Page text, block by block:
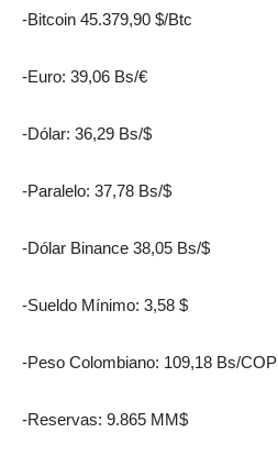
-Bitcoin 45.379,90 $/Btc
-Euro: 39,06 Bs/€
-Dólar: 36,29 Bs/$
-Paralelo: 37,78 Bs/$
-Dólar Binance 38,05 Bs/$
-Sueldo Mínimo: 3,58 $
-Peso Colombiano: 109,18 Bs/COP
-Reservas: 9.865 MM$